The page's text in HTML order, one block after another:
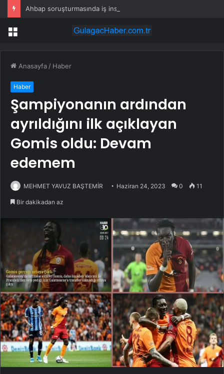
Menü
Anasayfa / Haber
Haber
Şampiyonanın ardından
ayrıldığını ilk açıklayan
Gomis oldu: Devam
edemem
MEHMET YAVUZ BAŞTEMİR Haziran 24, 2023 0 11
Bir dakikadan az